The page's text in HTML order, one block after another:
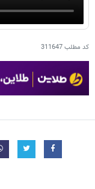
کد مطلب311647